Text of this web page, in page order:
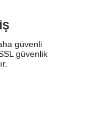
güvenli
güvenlik